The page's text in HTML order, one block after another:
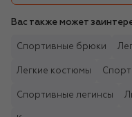
Вас также может
Спортивные брюки
Легкие костюмы
Спортивные легинсы